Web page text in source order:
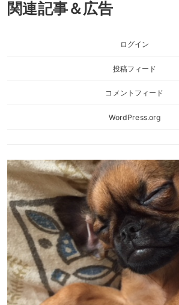
関連記事＆広告
ログイン
投稿フィード
コメントフィード
WordPress.org